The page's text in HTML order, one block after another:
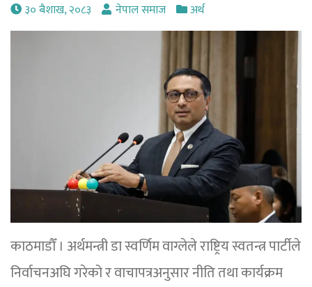
३० बैशाख, २०८३ नेपाल समाज अर्थ
काठमाडौँ । अर्थमन्त्री डा स्वर्णिम वाग्लेले राष्ट्रिय स्वतन्त्र पार्टीले
निर्वाचनअघि गरेको र वाचापत्रअनुसार नीति तथा कार्यक्रम